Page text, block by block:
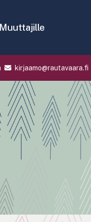
Muuttajille
kirjaamo@rautavaara.fi